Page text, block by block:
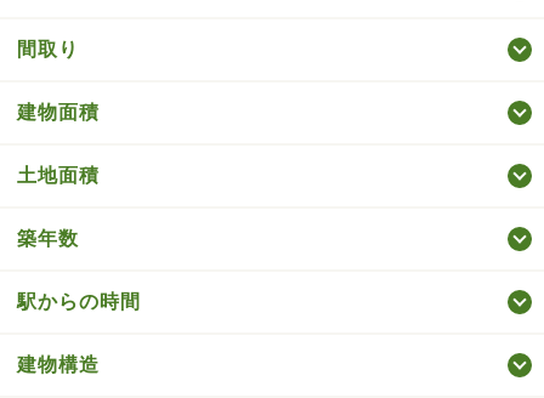
間取り
建物面積
土地面積
築年数
駅からの時間
建物構造